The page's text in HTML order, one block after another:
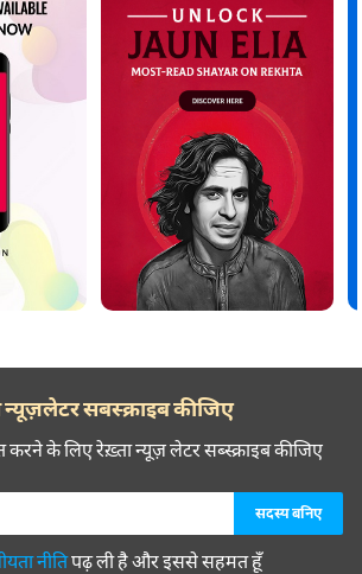
न्यूज़लेटर सबस्क्राइब कीजिए
करने के लिए रेख़्ता न्यूज़ लेटर सब्स्क्राइब कीजिए
नीतिपढ़ ली है और इससे सहमत हूँ